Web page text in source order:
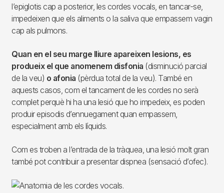
l’epiglotis cap a posterior, les cordes vocals, en tancar-se,
impedeixen que els aliments o la saliva que empassem vagin
cap als pulmons.
Quan en el seu marge lliure apareixen lesions, es
produeix el que anomenem disfonia (disminució parcial
de la veu) o afonia (pèrdua total de la veu). També en
aquests casos, com el tancament de les cordes no serà
complet perquè hi ha una lesió que ho impedeix, es poden
produir episodis d’ennuegament quan empassem,
especialment amb els líquids.
Com es troben a l’entrada de la tràquea, una lesió molt gran
també pot contribuir a presentar dispnea (sensació d’ofec).